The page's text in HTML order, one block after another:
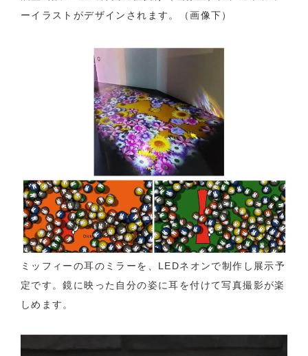
ーイラストがデザインされます。（画像下）
ミッフィーの耳のミラーを、LEDネオンで制作し展示予
定です。鏡に映った自分の姿に耳を付けて写真撮影が楽
しめます。